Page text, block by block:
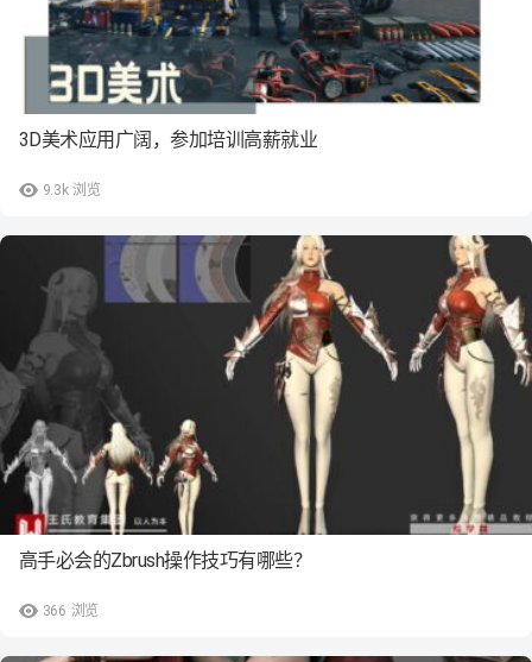
9.3k 浏览
3D美术应用广阔，参加培训高薪就业
366 浏览
高手必会的Zbrush操作技巧有哪些？